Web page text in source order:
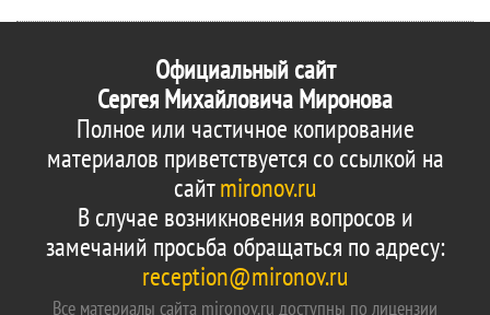
Официальный сайт
Сергея Михайловича Миронова
Полное или частичное копирование
материалов приветствуется со ссылкой на
сайтmironov.ru
В случае возникновения вопросов и
замечаний просьба обращаться по адресу:
reception@mironov.ru
Все материалы сайта mironov.ru доступны по лицензии